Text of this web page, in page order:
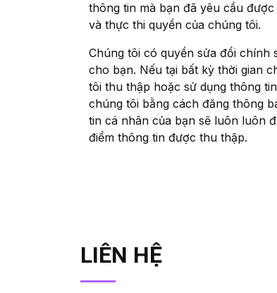
thông tin mà bạn đã yêu cầu
và thực thi quyền của chúng tôi.
Chúng tôi có quyền sửa đổi chính
cho bạn. Nếu tại bất kỳ thời gian
tôi thu thập hoặc sử dụng thông
chúng tôi bằng cách đăng thông
tin cá nhân của bạn sẽ luôn luôn
điểm thông tin được thu thập.
LIÊN HỆ